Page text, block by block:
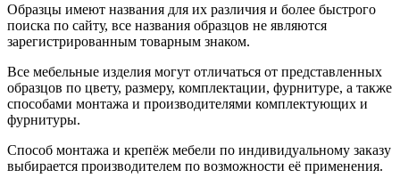
Образцы имеют названия для их различия и более быстрого
поиска по сайту, все названия образцов не являются
зарегистрированным товарным знаком.
Все мебельные изделия могут отличаться от представленных
образцов по цвету, размеру, комплектации, фурнитуре, а также
способами монтажа и производителями комплектующих и
фурнитуры.
Способ монтажа и крепёж мебели по индивидуальному заказу
выбирается производителем по возможности её применения.